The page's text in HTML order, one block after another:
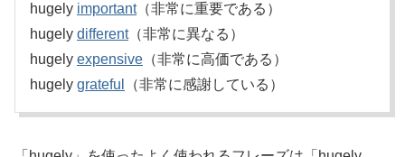
hugely important（非常に重要である）
hugely different（非常に異なる）
hugely expensive （非常に高価である）
hugely grateful （非常に感謝している）